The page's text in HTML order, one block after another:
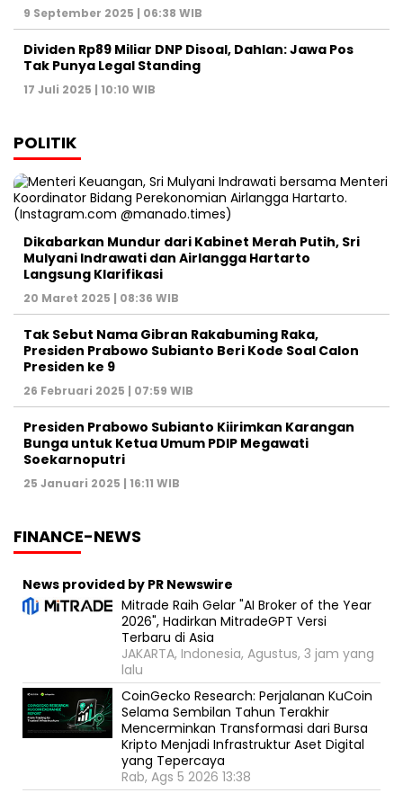
9 September 2025 | 06:38 WIB
Dividen Rp89 Miliar DNP Disoal, Dahlan: Jawa Pos
Tak Punya Legal Standing
17 Juli 2025 | 10:10 WIB
POLITIK
Dikabarkan Mundur dari Kabinet Merah Putih, Sri
Mulyani Indrawati dan Airlangga Hartarto
Langsung Klarifikasi
20 Maret 2025 | 08:36 WIB
Tak Sebut Nama Gibran Rakabuming Raka,
Presiden Prabowo Subianto Beri Kode Soal Calon
Presiden ke 9
26 Februari 2025 | 07:59 WIB
Presiden Prabowo Subianto Kiirimkan Karangan
Bunga untuk Ketua Umum PDIP Megawati
Soekarnoputri
25 Januari 2025 | 16:11 WIB
FINANCE-NEWS
News provided by PR Newswire
Mitrade Raih Gelar "AI Broker of the Year
2026", Hadirkan MitradeGPT Versi
Terbaru di Asia
JAKARTA, Indonesia, Agustus, 3 jam yang
lalu
CoinGecko Research: Perjalanan KuCoin
Selama Sembilan Tahun Terakhir
Mencerminkan Transformasi dari Bursa
Kripto Menjadi Infrastruktur Aset Digital
yang Tepercaya
Rab, Ags 5 2026 13:38